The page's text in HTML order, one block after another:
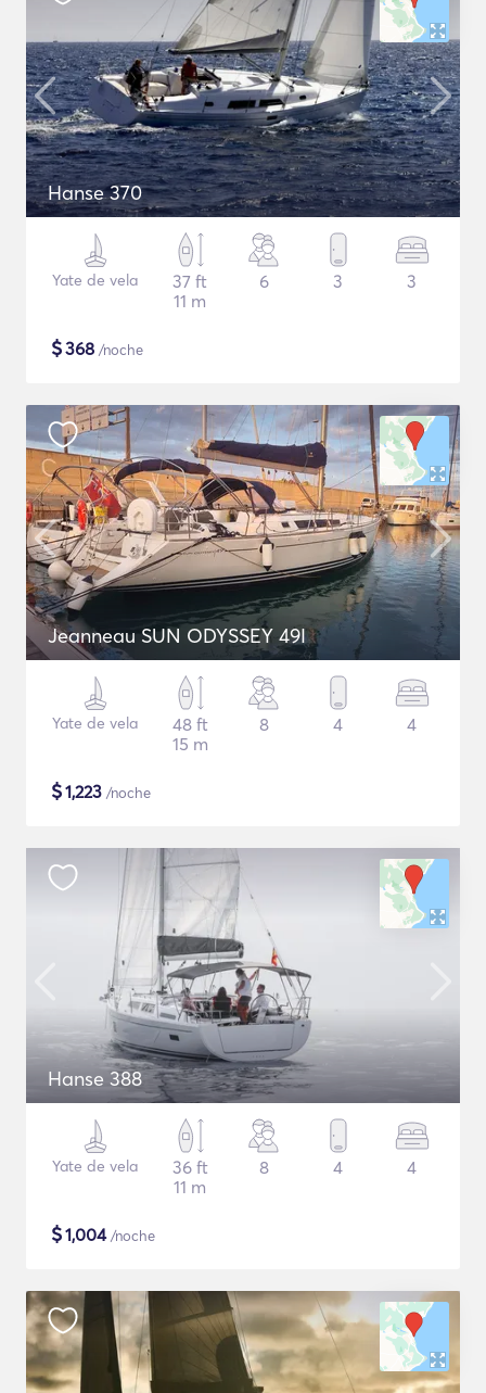
Hanse 370
Yate de vela
37 ft
11 m
6 3 3
$368 /noche
Jeanneau SUN ODYSSEY 49I
Yate de vela
48 ft
15 m
8 4 4
$1,223 /noche
Hanse 388
Yate de vela
36 ft
11 m
8 4 4
$1,004/noche